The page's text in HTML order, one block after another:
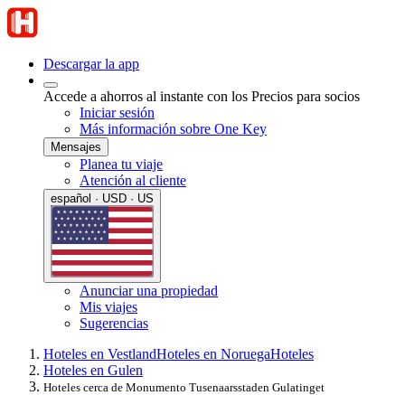
Descargar la app
Accede a ahorros al instante con los Precios para socios
Iniciar sesión
Más información sobre One Key
Mensajes
Planea tu viaje
Atención al cliente
español · USD · US
Anunciar una propiedad
Mis viajes
Sugerencias
Hoteles en VestlandHoteles en NoruegaHoteles
Hoteles en Gulen
Hoteles cerca de Monumento Tusenaarsstaden Gulatinget